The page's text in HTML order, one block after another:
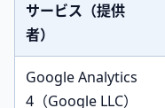
サービス（提供
者）
Google Analytics
4（Google LLC）